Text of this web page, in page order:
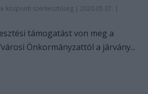
központi szerkesztőség | 2020.05.07. |
támogatást von meg a
Önkormányzattól a járvány...